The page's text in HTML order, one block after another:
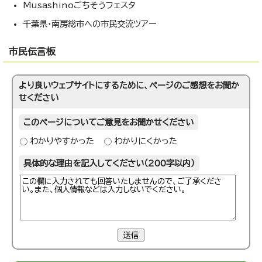
Musashinoごちそうフェスタ
千葉県・南房総市への市民交流ツアー
市民伝言板
より良いウェブサイトにするために、ページのご感想をお聞か
せください
このページについてご意見をお聞かせください
わかりやすかった わかりにくかった
具体的な理由を記入してください（200字以内）
送信